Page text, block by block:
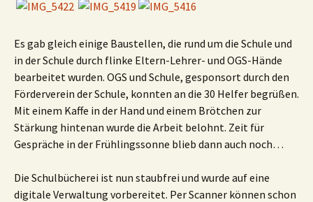
Es gab gleich einige Baustellen, die rund um die Schule und
in der Schule durch flinke Eltern-Lehrer- und OGS-Hände
bearbeitet wurden. OGS und Schule, gesponsort durch den
Förderverein der Schule, konnten an die 30 Helfer begrüßen.
Mit einem Kaffe in der Hand und einem Brötchen zur
Stärkung hintenan wurde die Arbeit belohnt. Zeit für
Gespräche in der Frühlingssonne blieb dann auch noch…
Die Schulbücherei ist nun staubfrei und wurde auf eine
digitale Verwaltung vorbereitet. Per Scanner können schon